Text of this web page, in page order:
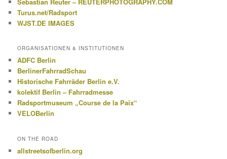
Turus.net/Radsport
WJST.DE IMAGES
ORGANISATIONEN & INSTITUTIONEN
ADFC Berlin
BerlinerFahrradSchau
Historische Fahrräder Berlin e.V.
kolektif Berlin – Fahrradmesse
Radsportmuseum „Course de la Paix“
VELOBerlin
ON THE ROAD
allstreetsofberlin.org